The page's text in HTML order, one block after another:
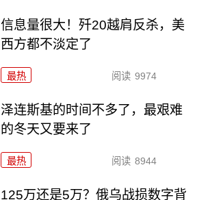
信息量很大！歼20越肩反杀，美
西方都不淡定了
最热 阅读 9974
泽连斯基的时间不多了，最艰难
的冬天又要来了
最热 阅读 8944
125万还是5万？俄乌战损数字背